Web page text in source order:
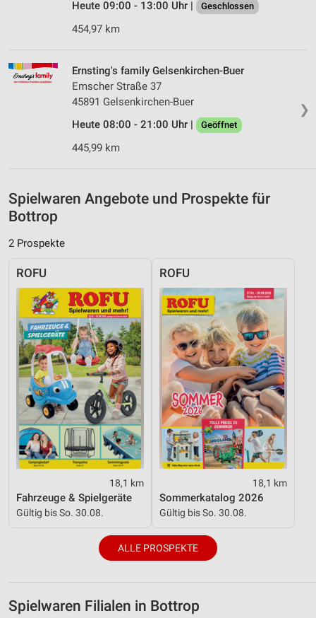
Heute 09:00 - 13:00 Uhr | Geschlossen
454,97 km
❯
Ernsting's family Gelsenkirchen-Buer
Emscher Straße 37
45891 Gelsenkirchen-Buer
Heute 08:00 - 21:00 Uhr |
Geöffnet
445,99 km
Spielwaren Angebote und Prospekte für
Bottrop
2 Prospekte
ROFU
18,1 km
Fahrzeuge & Spielgeräte
Gültig bis So. 30.08.
ROFU
18,1 km
Sommerkatalog 2026
Gültig bis So. 30.08.
ALLE PROSPEKTE
Spielwaren Filialen in Bottrop
Nicht-IAB-Verarbeitungszwecke:
Performance